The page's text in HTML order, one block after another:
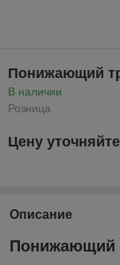
Понижающий
В наличии
Розница
Цену уточняйте
Описание
Понижающий